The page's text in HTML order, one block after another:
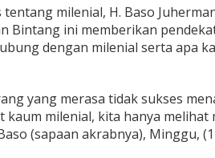
u
a
d
a
e
g
milenial, H. Baso
Bintang ini memberikan
dengan milenial serta apa
yang merasa tidak sukses
kaum milenial, kita hanya
(sapaan akrabnya), Minggu,